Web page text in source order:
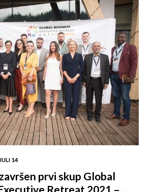
JULI 14
prvi skup Global
Retreat 2021 –